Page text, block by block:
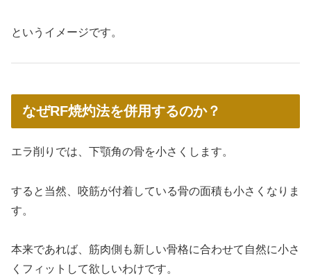
というイメージです。
なぜRF焼灼法を併用するのか？
エラ削りでは、下顎角の骨を小さくします。
すると当然、咬筋が付着している骨の面積も小さくなりま
す。
本来であれば、筋肉側も新しい骨格に合わせて自然に小さ
くフィットして欲しいわけです。